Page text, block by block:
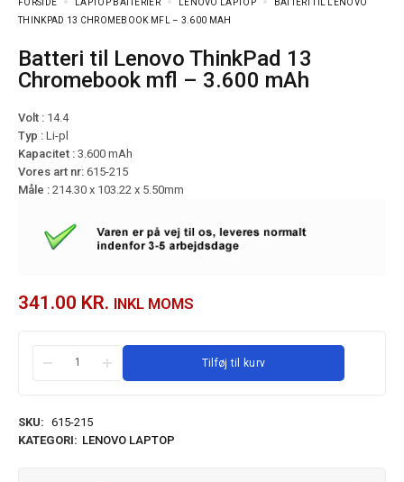
FORSIDE LAPTOP BATTERIER LENOVO LAPTOP
BATTERI TIL LENOVO
THINKPAD 13 CHROMEBOOK MFL – 3.600 MAH
Batteri til Lenovo ThinkPad 13
Chromebook mfl – 3.600 mAh
Volt : 14.4
Typ : Li-pl
Kapacitet : 3.600 mAh
Vores art nr: 615-215
Måle : 214.30 x 103.22 x 5.50mm
341.00 KR. INKL MOMS
Tilføj til kurv
SKU: 615-215
KATEGORI: LENOVO LAPTOP